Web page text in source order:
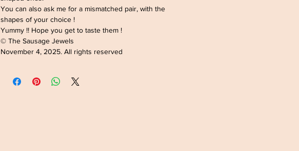
You can also ask me for a mismatched pair, with the
shapes of your choice !
Yummy !! Hope you get to taste them !
© The Sausage Jewels
November 4, 2025. All rights reserved